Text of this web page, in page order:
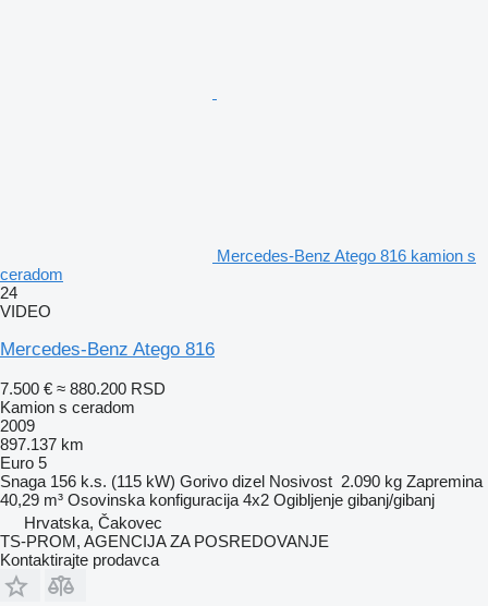
Mercedes-Benz Atego 816 kamion s
ceradom
24
VIDEO
Mercedes-Benz Atego 816
7.500 € ≈ 880.200 RSD
Kamion s ceradom
2009
897.137 km
Euro 5
Snaga 156 k.s. (115 kW) Gorivo dizel Nosivost 2.090 kg Zapremina
40,29 m³ Osovinska konfiguracija 4x2 Ogibljenje gibanj/gibanj
Hrvatska, Čakovec
TS-PROM, AGENCIJA ZA POSREDOVANJE
Kontaktirajte prodavca